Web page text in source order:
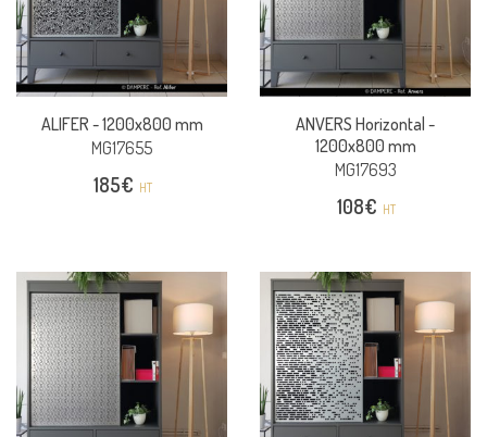
ALIFER -1200x800 mm
MG17655
185€ HT
ANVERS Horizontal -
1200x800 mm
MG17693
108€ HT